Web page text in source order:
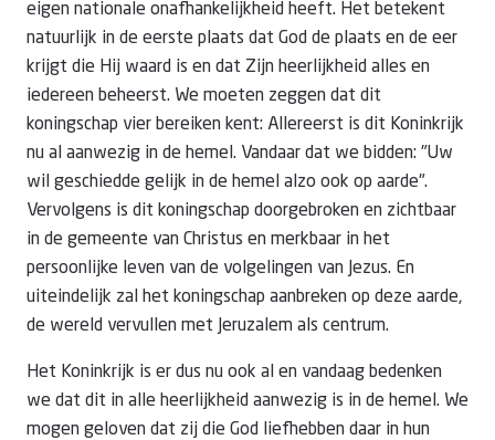
eigen nationale onafhankelijkheid heeft. Het betekent
natuurlijk in de eerste plaats dat God de plaats en de eer
krijgt die Hij waard is en dat Zijn heerlijkheid alles en
iedereen beheerst. We moeten zeggen dat dit
koningschap vier bereiken kent: Allereerst is dit Koninkrijk
nu al aanwezig in de hemel. Vandaar dat we bidden: "Uw
wil geschiedde gelijk in de hemel alzo ook op aarde".
Vervolgens is dit koningschap doorgebroken en zichtbaar
in de gemeente van Christus en merkbaar in het
persoonlijke leven van de volgelingen van Jezus. En
uiteindelijk zal het koningschap aanbreken op deze aarde,
de wereld vervullen met Jeruzalem als centrum.
Het Koninkrijk is er dus nu ook al en vandaag bedenken
we dat dit in alle heerlijkheid aanwezig is in de hemel. We
mogen geloven dat zij die God liefhebben daar in hun